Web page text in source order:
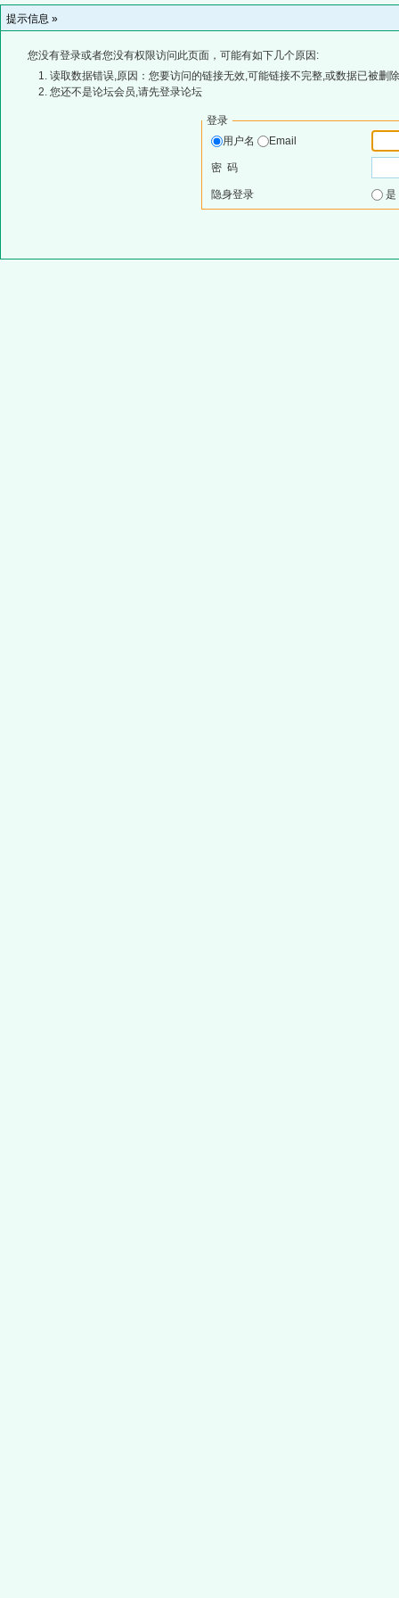
提示信息 »
您没有登录或者您没有权限访问此页面，可能有如下几个原因:
读取数据错误,原因：您要访问的链接无效,可能链接不完整,或数据已被删
您还不是论坛会员,请先登录论坛
登录
用户名
Email
密 码
隐身登录